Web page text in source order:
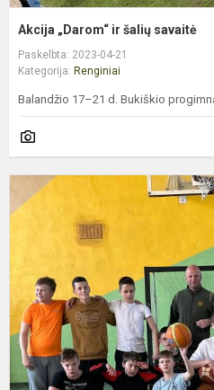
Akcija „Darom“ ir šalių savaitė
Paskelbta: 2023-04-21
Kategorija: Renginiai
Balandžio 17–21 d. Bukiškio